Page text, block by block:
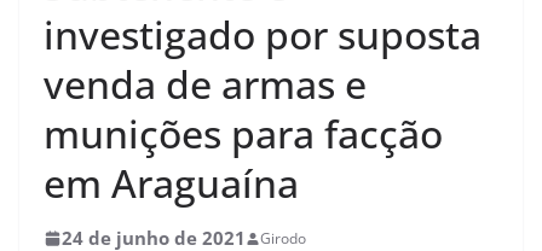
investigado por suposta
venda de armas e
munições para facção
em Araguaína
24 de junho de 2021 Girodo